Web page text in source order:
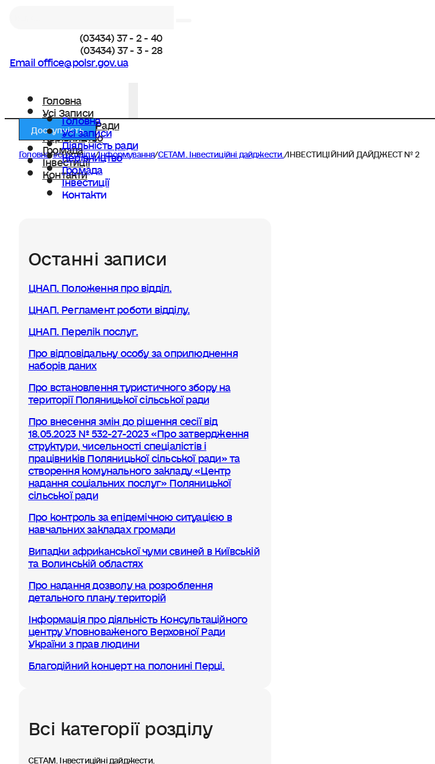
(03434) 37 - 2 - 40
(03434) 37 - 3 - 28
Email office@polsr.gov.ua
Головна
Усі Записи
Діяльність Ради
Керівництво
Громада
Інвестиції
Контакти
Головна
Усі записи
Діяльність ради
Керівництво
Громада
Інвестиції
Контакти
Доступність
Головна/Усі розділи/Інформування/СЕТАМ. Інвестиційні дайджести./ІНВЕСТИЦІЙНИЙ ДАЙДЖЕСТ № 2
Останні записи
ЦНАП. Положення про відділ.
ЦНАП. Регламент роботи відділу.
ЦНАП. Перелік послуг.
Про відповідальну особу за оприлюднення
наборів даних
Про встановлення туристичного збору на
території Поляницької сільської ради
Про внесення змін до рішення сесії від
18.05.2023 № 532-27-2023 «Про затвердження
структури, чисельності спеціалістів і
працівників Поляницької сільської ради» та
створення комунального закладу «Центр
надання соціальних послуг» Поляницької
сільської ради
Про контроль за епідемічною ситуацією в
навчальних закладах громади
Випадки африканської чуми свиней в Київській
та Волинській областях
Про надання дозволу на розроблення
детального плану територій
Інформація про діяльність Консультаційного
центру Уповноваженого Верховної Ради
України з прав людини
Благодійний концерт на полонині Перці.
Всі категорії розділу
СЕТАМ. Інвестиційні дайджести.